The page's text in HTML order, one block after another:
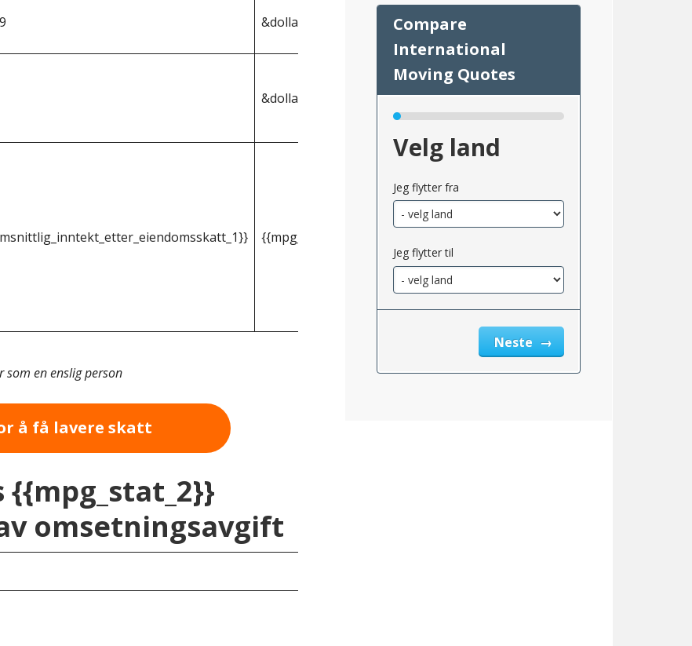
&dollar;431 413
&dollar;1 898
{{mpg_gjennomsnittlig_inntekt_etter_eiendomsskatt_2}}
en enslig person
å få lavere skatt
{{mpg_stat_2}}
omsetningsavgift
Velg land
Jeg flytter fra
Jeg flytter til
Neste